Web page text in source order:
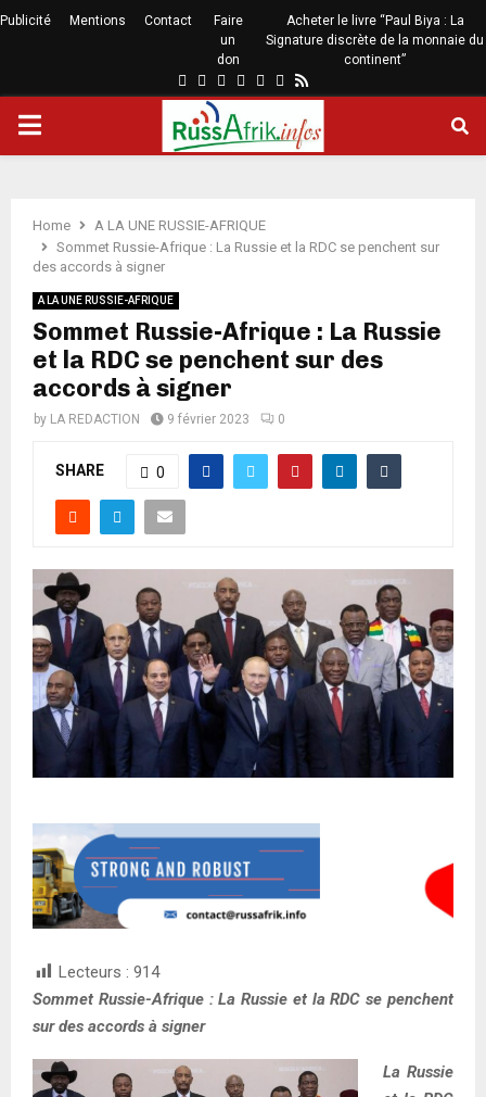
Publicité Mentions Contact
Faire
un
don
Acheter le livre “Paul Biya : La
Signature discrète de la monnaie du
continent”
Home
A LA UNE RUSSIE-AFRIQUE
Sommet Russie-Afrique : La Russie et la RDC se penchent sur
des accords à signer
A LA UNE RUSSIE-AFRIQUE
Sommet Russie-Afrique : La Russie
et la RDC se penchent sur des
accords à signer
by LA REDACTION 9 février 2023 0
SHARE 0
Lecteurs : 914
Sommet Russie-Afrique : La Russie et la RDC se penchent
sur des accords à signer
La Russie